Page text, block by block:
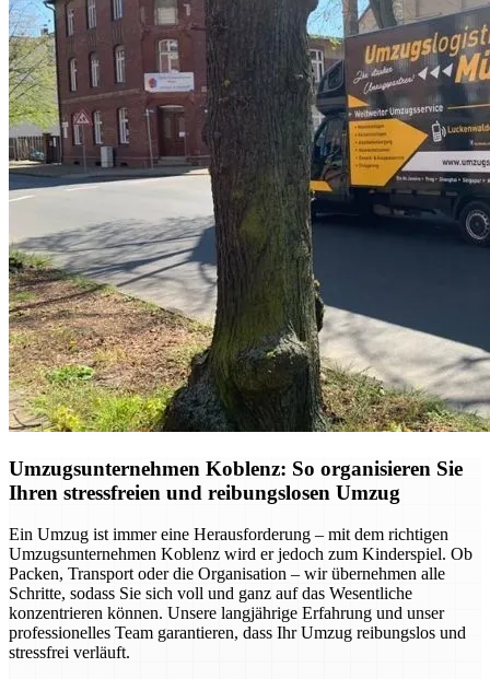
Umzugsunternehmen Koblenz: So organisieren Sie
Ihren stressfreien und reibungslosen Umzug
Ein Umzug ist immer eine Herausforderung – mit dem richtigen
Umzugsunternehmen Koblenz wird er jedoch zum Kinderspiel. Ob
Packen, Transport oder die Organisation – wir übernehmen alle
Schritte, sodass Sie sich voll und ganz auf das Wesentliche
konzentrieren können. Unsere langjährige Erfahrung und unser
professionelles Team garantieren, dass Ihr Umzug reibungslos und
stressfrei verläuft.